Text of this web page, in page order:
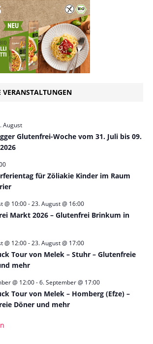
VERANSTALTUNGEN
August
Glutenfrei-Woche vom 31. Juli bis 09.
für Zöliakie Kinder im Raum
@ 10:00-23. August @ 16:00
Markt 2026 – Glutenfrei Brinkum in
@ 12:00-23. August @ 17:00
Tour von Melek – Stuhr – Glutenfreie
mehr
@ 12:00-6. September @ 17:00
Tour von Melek – Homberg (Efze) –
Döner und mehr